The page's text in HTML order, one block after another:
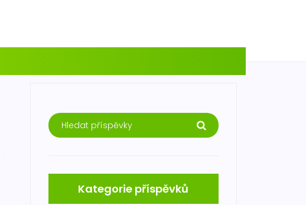
Kategorie příspěvků